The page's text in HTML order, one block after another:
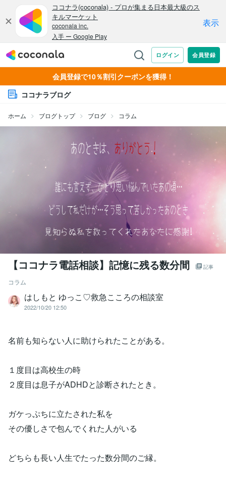
会員登録で10％割引クーポンを獲得！
ココナラブログ
ホーム ブログトップ ブログ コラム
【ココナラ電話相談】記憶に残る数分間 記事
コラム
はしもと ゆっこ♡救急こころの相談室
2022/10/20 12:50
名前も知らない人に助けられたことがある。
１度目は高校生の時
２度目は息子がADHDと診断されたとき。
ガケっぷちに立たされた私を
その優しさで包んでくれた人がいる
どちらも長い人生でたった数分間のご縁。